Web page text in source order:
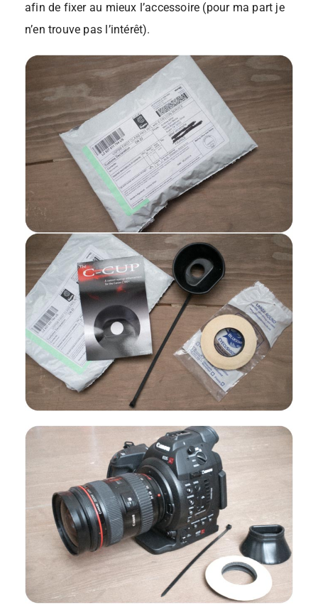
afin de fixer au mieux l’accessoire (pour ma part je
n’en trouve pas l’intérêt).